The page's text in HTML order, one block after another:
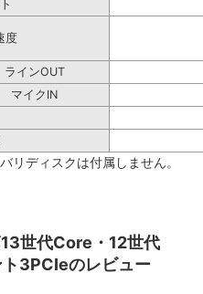
度
ラインOUT
マイクIN
リディスクは付属しません。
世代Core・12世代
3PCIeのレビュー